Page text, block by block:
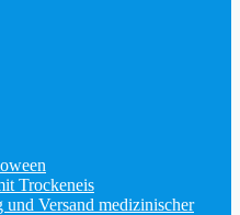
Trockeneis
Versand medizinischer